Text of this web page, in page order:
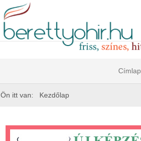
Címlap
Ön itt van: Kezdőlap